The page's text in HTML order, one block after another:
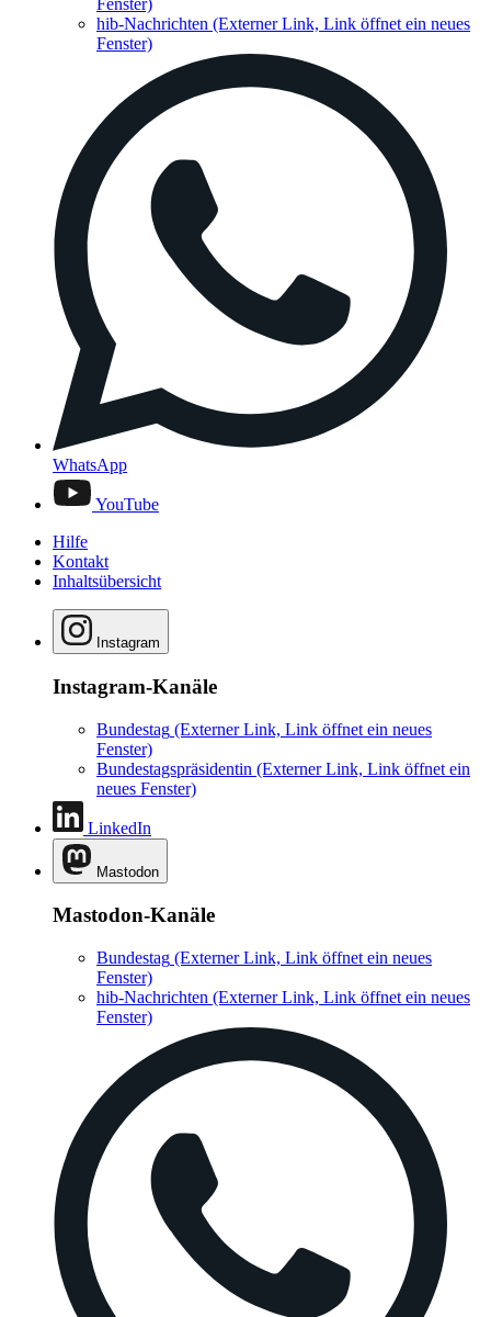
Fenster)
hib-Nachrichten (Externer Link, Link öffnet ein neues
Fenster)
WhatsApp
YouTube
Hilfe
Kontakt
Inhaltsübersicht
Instagram
Instagram-Kanäle
Bundestag (Externer Link, Link öffnet ein neues
Fenster)
Bundestagspräsidentin (Externer Link, Link öffnet ein
neues Fenster)
LinkedIn
Mastodon
Mastodon-Kanäle
Bundestag (Externer Link, Link öffnet ein neues
Fenster)
hib-Nachrichten (Externer Link, Link öffnet ein neues
Fenster)